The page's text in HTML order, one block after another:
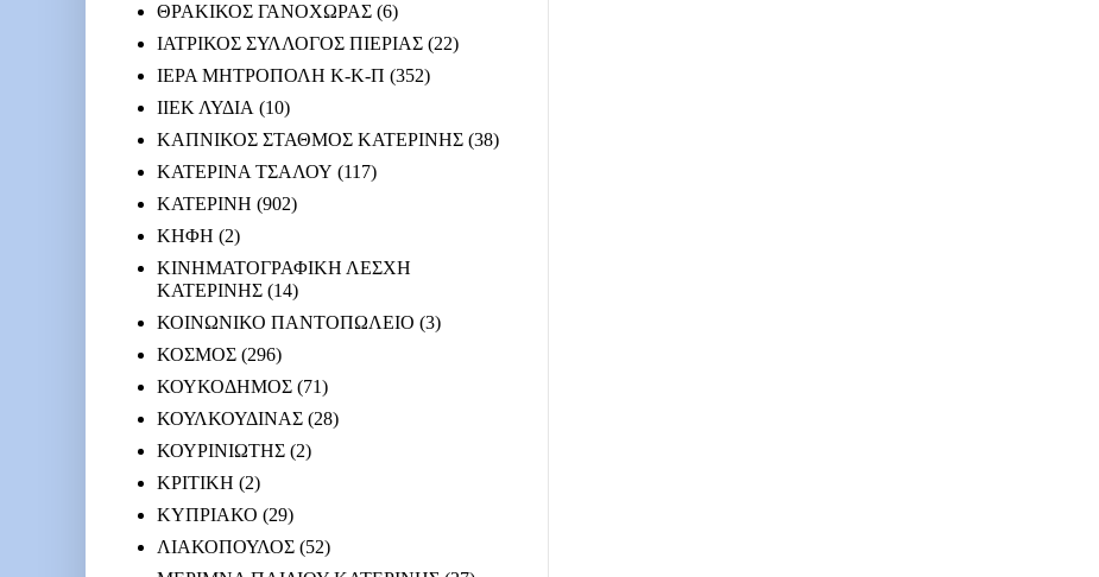
ΘΡΑΚΙΚΟΣ ΓΑΝΟΧΩΡΑΣ (6)
ΙΑΤΡΙΚΟΣ ΣΥΛΛΟΓΟΣ ΠΙΕΡΙΑΣ (22)
ΙΕΡΑ ΜΗΤΡΟΠΟΛΗ Κ-Κ-Π (352)
ΙΙΕΚ ΛΥΔΙΑ (10)
ΚΑΠΝΙΚΟΣ ΣΤΑΘΜΟΣ ΚΑΤΕΡΙΝΗΣ (38)
ΚΑΤΕΡΙΝΑ ΤΣΑΛΟΥ (117)
ΚΑΤΕΡΙΝΗ (902)
ΚΗΦΗ (2)
ΚΙΝΗΜΑΤΟΓΡΑΦΙΚΗ ΛΕΣΧΗ
ΚΑΤΕΡΙΝΗΣ (14)
ΚΟΙΝΩΝΙΚΟ ΠΑΝΤΟΠΩΛΕΙΟ (3)
ΚΟΣΜΟΣ (296)
ΚΟΥΚΟΔΗΜΟΣ (71)
ΚΟΥΛΚΟΥΔΙΝΑΣ (28)
ΚΟΥΡΙΝΙΩΤΗΣ (2)
ΚΡΙΤΙΚΗ (2)
ΚΥΠΡΙΑΚΟ (29)
ΛΙΑΚΟΠΟΥΛΟΣ (52)